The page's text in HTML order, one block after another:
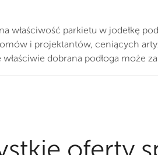
właściwość parkietu w jodełkę
i projektantów, ceniących
właściwie dobrana podłoga może